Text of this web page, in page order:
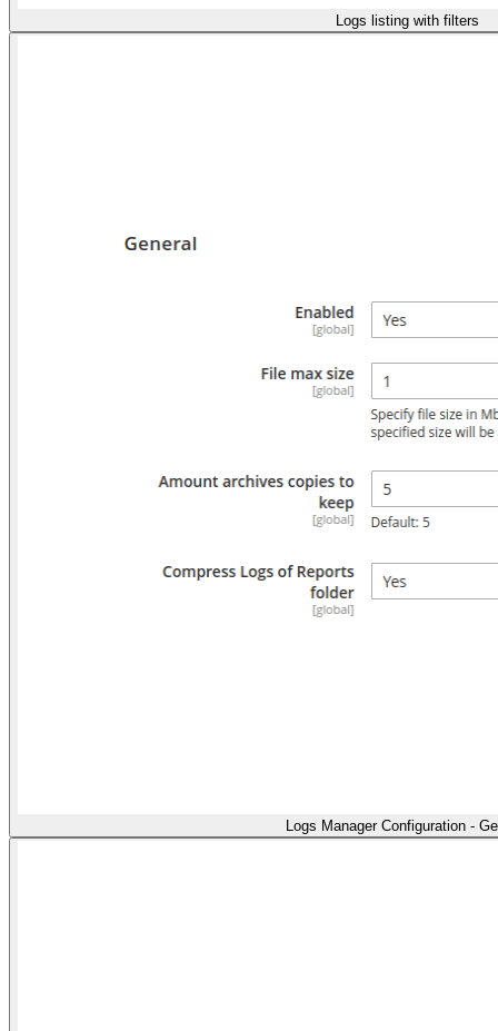
Logs listing with filters
Logs Manager Configuration -